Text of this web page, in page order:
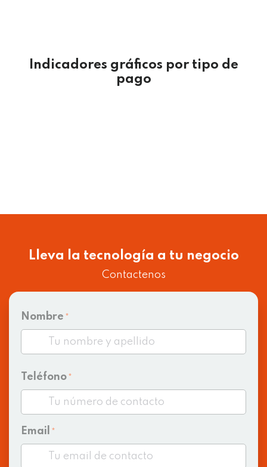
Indicadores gráficos por tipo de
pago
Lleva la tecnología a tu negocio
Contactenos
Nombre *
Teléfono *
Email *